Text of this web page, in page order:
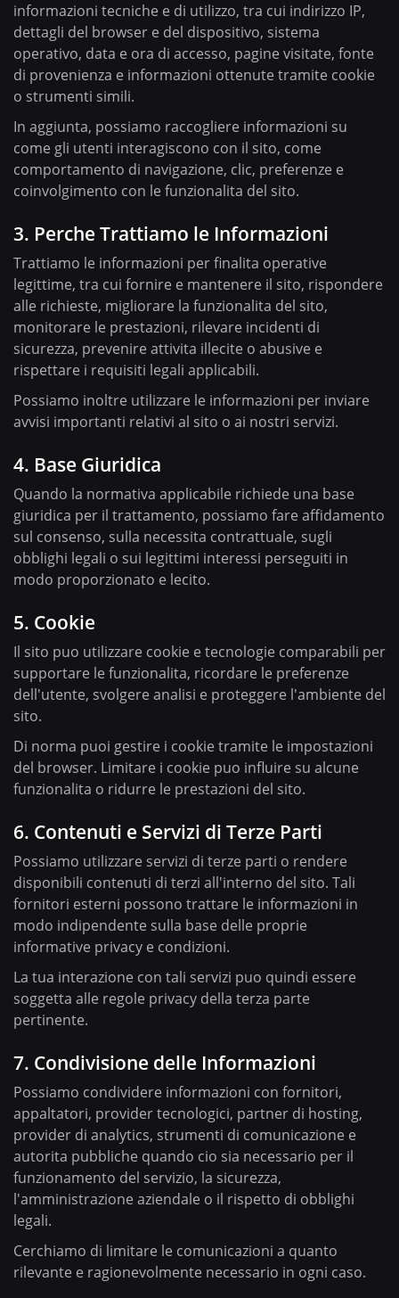
informazioni tecniche e di utilizzo, tra cui indirizzo IP,
dettagli del browser e del dispositivo, sistema
operativo, data e ora di accesso, pagine visitate, fonte
di provenienza e informazioni ottenute tramite cookie
o strumenti simili.
In aggiunta, possiamo raccogliere informazioni su
come gli utenti interagiscono con il sito, come
comportamento di navigazione, clic, preferenze e
coinvolgimento con le funzionalita del sito.
3. Perche Trattiamo le Informazioni
Trattiamo le informazioni per finalita operative
legittime, tra cui fornire e mantenere il sito, rispondere
alle richieste, migliorare la funzionalita del sito,
monitorare le prestazioni, rilevare incidenti di
sicurezza, prevenire attivita illecite o abusive e
rispettare i requisiti legali applicabili.
Possiamo inoltre utilizzare le informazioni per inviare
avvisi importanti relativi al sito o ai nostri servizi.
4. Base Giuridica
Quando la normativa applicabile richiede una base
giuridica per il trattamento, possiamo fare affidamento
sul consenso, sulla necessita contrattuale, sugli
obblighi legali o sui legittimi interessi perseguiti in
modo proporzionato e lecito.
5. Cookie
Il sito puo utilizzare cookie e tecnologie comparabili per
supportare le funzionalita, ricordare le preferenze
dell'utente, svolgere analisi e proteggere l'ambiente del
sito.
Di norma puoi gestire i cookie tramite le impostazioni
del browser. Limitare i cookie puo influire su alcune
funzionalita o ridurre le prestazioni del sito.
6. Contenuti e Servizi di Terze Parti
Possiamo utilizzare servizi di terze parti o rendere
disponibili contenuti di terzi all'interno del sito. Tali
fornitori esterni possono trattare le informazioni in
modo indipendente sulla base delle proprie
informative privacy e condizioni.
La tua interazione con tali servizi puo quindi essere
soggetta alle regole privacy della terza parte
pertinente.
7. Condivisione delle Informazioni
Possiamo condividere informazioni con fornitori,
appaltatori, provider tecnologici, partner di hosting,
provider di analytics, strumenti di comunicazione e
autorita pubbliche quando cio sia necessario per il
funzionamento del servizio, la sicurezza,
l'amministrazione aziendale o il rispetto di obblighi
legali.
Cerchiamo di limitare le comunicazioni a quanto
rilevante e ragionevolmente necessario in ogni caso.